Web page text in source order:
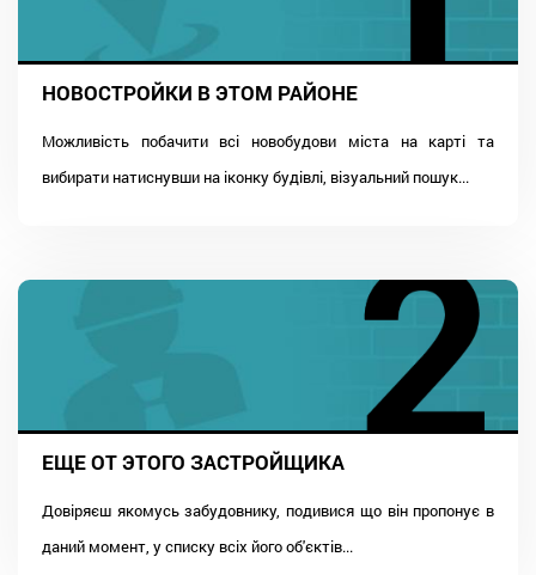
НОВОСТРОЙКИ В ЭТОМ РАЙОНЕ
Можливість побачити всі новобудови міста на карті та
вибирати натиснувши на іконку будівлі, візуальний пошук...
ЕЩЕ ОТ ЭТОГО ЗАСТРОЙЩИКА
Довіряєш якомусь забудовнику, подивися що він пропонує в
даний момент, у списку всіх його об'єктів...